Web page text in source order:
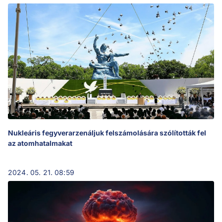
Nukleáris fegyverarzenáljuk felszámolására szólították fel
az atomhatalmakat
2024. 05. 21. 08:59